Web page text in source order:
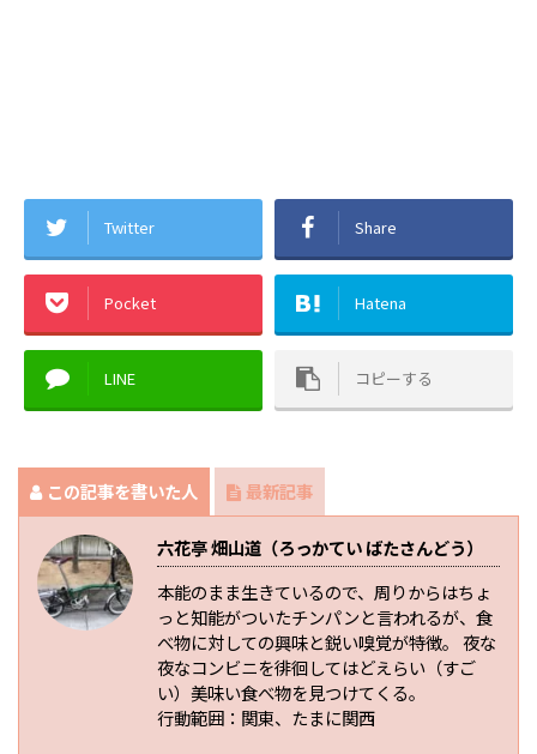
Twitter Share
Pocket Hatena
LINE コピーする
この記事を書いた人 最新記事
六花亭 畑山道（ろっかてい ばたさんどう）
本能のまま生きているので、周りからはちょ
っと知能がついたチンパンと言われるが、食
べ物に対しての興味と鋭い嗅覚が特徴。 夜な
夜なコンビニを徘徊してはどえらい（すご
い）美味い食べ物を見つけてくる。
行動範囲：関東、たまに関西